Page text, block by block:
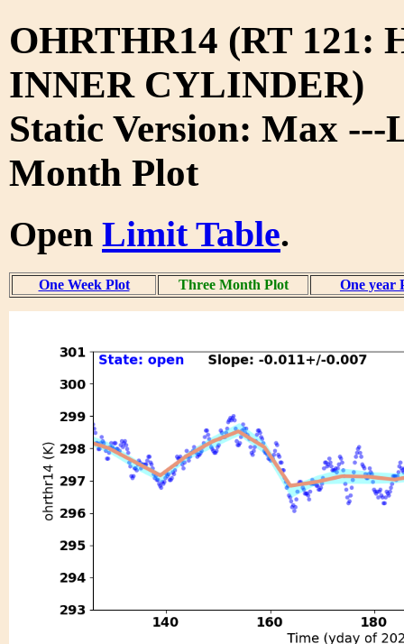
OHRTHR14 (RT 121:
INNER CYLINDER)
Static Version: Max ---
Month Plot
Open Limit Table.
One Week Plot Three Month Plot One year